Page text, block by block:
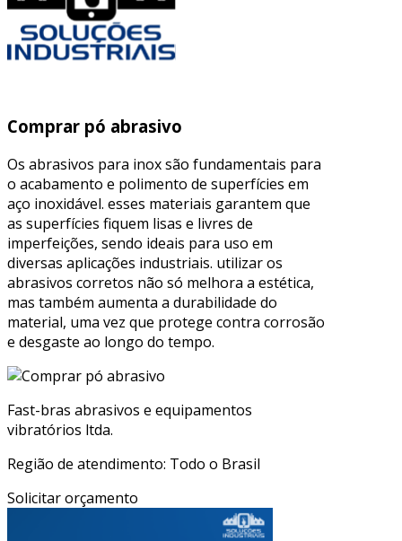
Comprar pó abrasivo
Os abrasivos para inox são fundamentais para
o acabamento e polimento de superfícies em
aço inoxidável. esses materiais garantem que
as superfícies fiquem lisas e livres de
imperfeições, sendo ideais para uso em
diversas aplicações industriais. utilizar os
abrasivos corretos não só melhora a estética,
mas também aumenta a durabilidade do
material, uma vez que protege contra corrosão
e desgaste ao longo do tempo.
Fast-bras abrasivos e equipamentos
vibratórios ltda.
Região de atendimento: Todo o Brasil
Solicitar orçamento